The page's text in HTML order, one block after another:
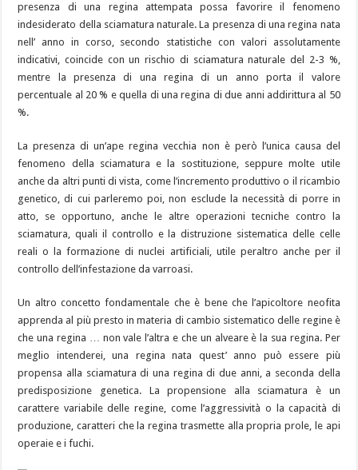
presenza di una regina attempata possa favorire il fenomeno
indesiderato della sciamatura naturale. La presenza di una regina nata
nell’ anno in corso, secondo statistiche con valori assolutamente
indicativi, coincide con un rischio di sciamatura naturale del 2-3 %,
mentre la presenza di una regina di un anno porta il valore
percentuale al 20 % e quella di una regina di due anni addirittura al 50
%.
La presenza di un’ape regina vecchia non è però l’unica causa del
fenomeno della sciamatura e la sostituzione, seppure molte utile
anche da altri punti di vista, come l’incremento produttivo o il ricambio
genetico, di cui parleremo poi, non esclude la necessità di porre in
atto, se opportuno, anche le altre operazioni tecniche contro la
sciamatura, quali il controllo e la distruzione sistematica delle celle
reali o la formazione di nuclei artificiali, utile peraltro anche per il
controllo dell’infestazione da varroasi.
Un altro concetto fondamentale che è bene che l’apicoltore neofita
apprenda al più presto in materia di cambio sistematico delle regine è
che una regina … non vale l’altra e che un alveare è la sua regina. Per
meglio intenderei, una regina nata quest’ anno può essere più
propensa alla sciamatura di una regina di due anni, a seconda della
predisposizione genetica. La propensione alla sciamatura è un
carattere variabile delle regine, come l’aggressività o la capacità di
produzione, caratteri che la regina trasmette alla propria prole, le api
operaie e i fuchi.